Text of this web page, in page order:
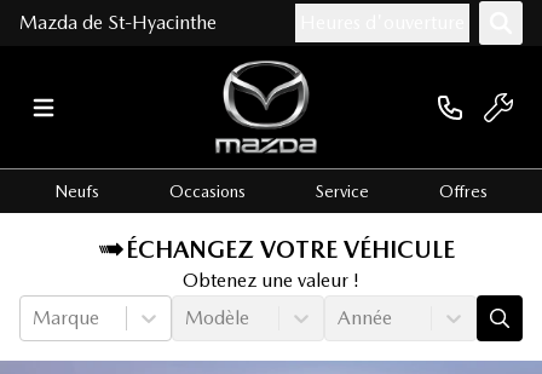
Mazda de St-Hyacinthe
Neufs Occasions Service Offres
ÉCHANGEZ VOTRE VÉHICULE
Obtenez une valeur !
Marque
Modèle Année